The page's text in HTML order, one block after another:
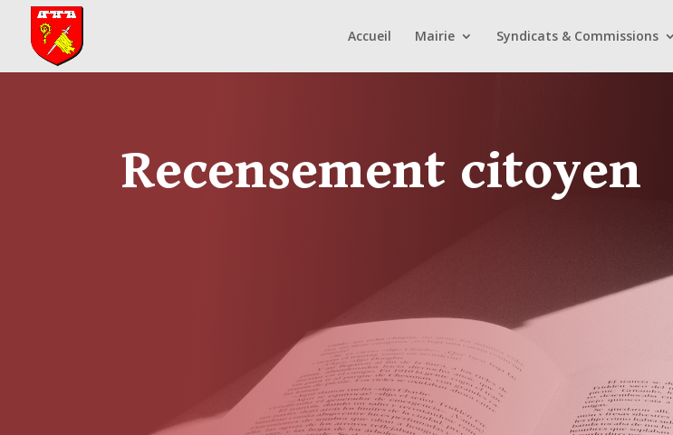
Accueil Mairie Syndicats & Commissions
Recensement citoyen